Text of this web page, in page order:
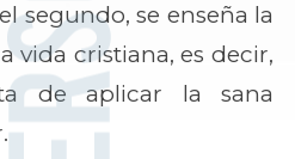
segundo, se enseña la
vida cristiana, es decir,
de aplicar la sana